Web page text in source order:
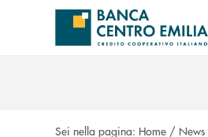
Salta al contenuto principale
Sei nella pagina: Home / News